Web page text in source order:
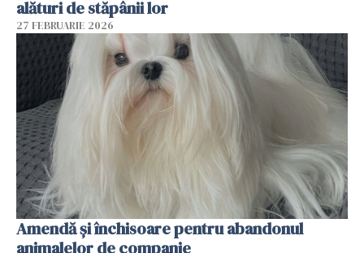
alături de stăpânii lor
27 FEBRUARIE 2026
Amendă și închisoare pentru abandonul
animalelor de companie